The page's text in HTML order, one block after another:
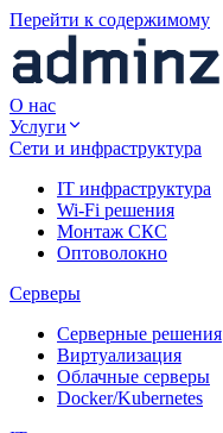
Перейти к содержимому
О нас
Услуги
Сети и инфраструктура
IT инфраструктура
Wi-Fi решения
Монтаж СКС
Оптоволокно
Серверы
Серверные решения
Виртуализация
Облачные серверы
Docker/Kubernetes